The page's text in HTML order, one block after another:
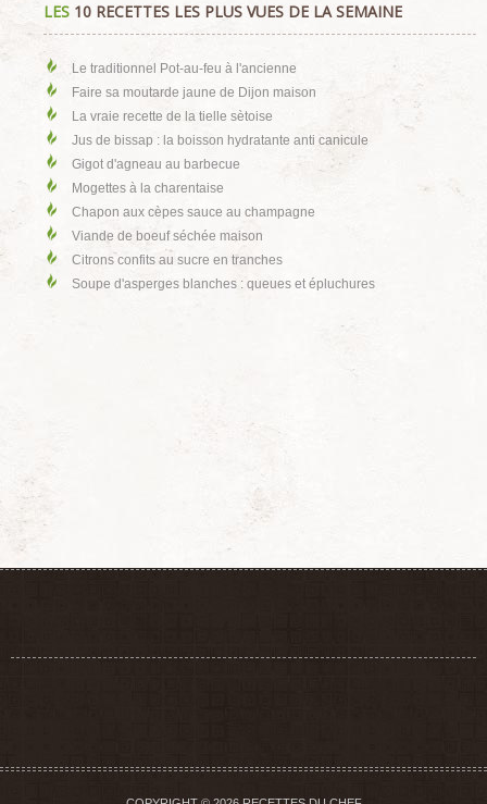
LES 10 RECETTES LES PLUS VUES DE LA SEMAINE
Le traditionnel Pot-au-feu à l'ancienne
Faire sa moutarde jaune de Dijon maison
La vraie recette de la tielle sètoise
Jus de bissap : la boisson hydratante anti canicule
Gigot d'agneau au barbecue
Mogettes à la charentaise
Chapon aux cèpes sauce au champagne
Viande de boeuf séchée maison
Citrons confits au sucre en tranches
Soupe d'asperges blanches : queues et épluchures